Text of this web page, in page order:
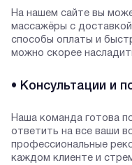
На нашем сайте вы
массажёры с
способы оплаты и
можно скорее
• Консультации и
Наша команда готова
ответить на все ваши
профессиональные
каждом клиенте и